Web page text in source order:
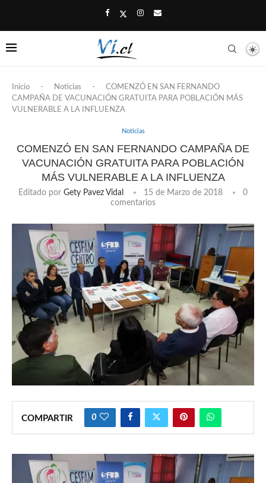
Inicio - Noticias -
COMENZÓ EN SAN FERNANDO
CAMPAÑA DE VACUNACIÓN GRATUITA PARA POBLACIÓN MÁS
VULNERABLE A LA INFLUENZA
Noticias
COMENZÓ EN SAN FERNANDO CAMPAÑA DE
VACUNACIÓN GRATUITA PARA POBLACIÓN
MÁS VULNERABLE A LA INFLUENZA
Editado por Gety Pavez Vidal 15 de Marzo de 2018
0
comentarios
COMPARTIR 0